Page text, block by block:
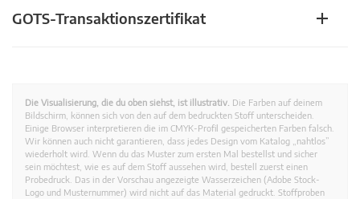
GOTS-Transaktionszertifikat
Die Visualisierung, die du oben siehst, ist illustrativ. Die Farben auf deinem
Bildschirm, können sich von den auf dem bedruckten Stoff unterscheiden.
Einige Browser interpretieren die im CMYK-Profil gespeicherten Farben falsch.
Wir können auch nicht garantieren, dass jedes Design vom Katalog „nahtlos”
wiederholt wird. Wenn du das Muster zum ersten Mal bestellst und sicher
sein möchtest, wie es auf dem Stoff aussehen wird, bestell zuerst einen
Probedruck. Das in der Vorschau angezeigte Wasserzeichen (Adobe Stock-
Logo und Musternummer) wird nicht auf das Material gedruckt. Stoffproben